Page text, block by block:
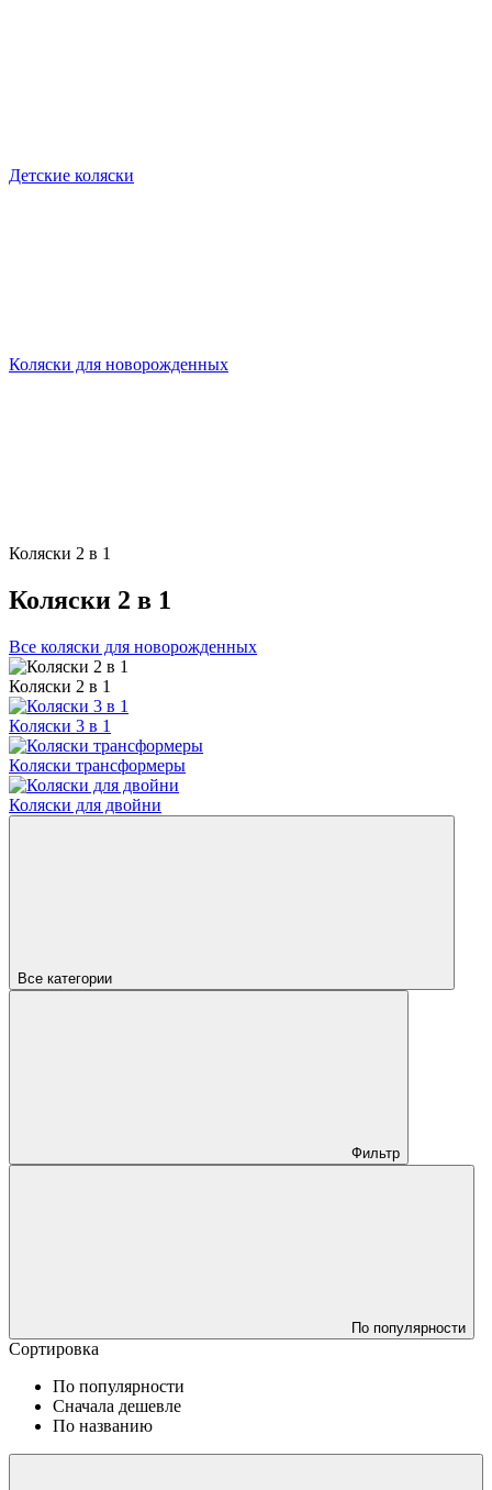
Детские коляски
Коляски для новорожденных
Коляски 2 в 1
Коляски 2 в 1
Все коляски для новорожденных
Коляски 2 в 1
Коляски 3 в 1
Коляски трансформеры
Коляски для двойни
Все категории
Фильтр
По популярности
Сортировка
По популярности
Сначала дешевле
По названию